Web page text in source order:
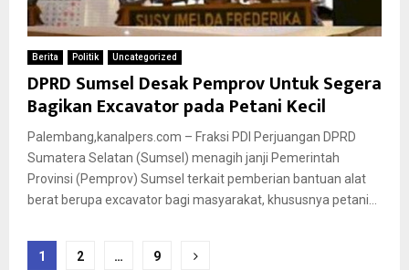
Berita Politik Uncategorized
DPRD Sumsel Desak Pemprov Untuk Segera
Bagikan Excavator pada Petani Kecil
Palembang,kanalpers.com – Fraksi PDI Perjuangan DPRD
Sumatera Selatan (Sumsel) menagih janji Pemerintah
Provinsi (Pemprov) Sumsel terkait pemberian bantuan alat
berat berupa excavator bagi masyarakat, khususnya petani...
Posts
1 2 … 9